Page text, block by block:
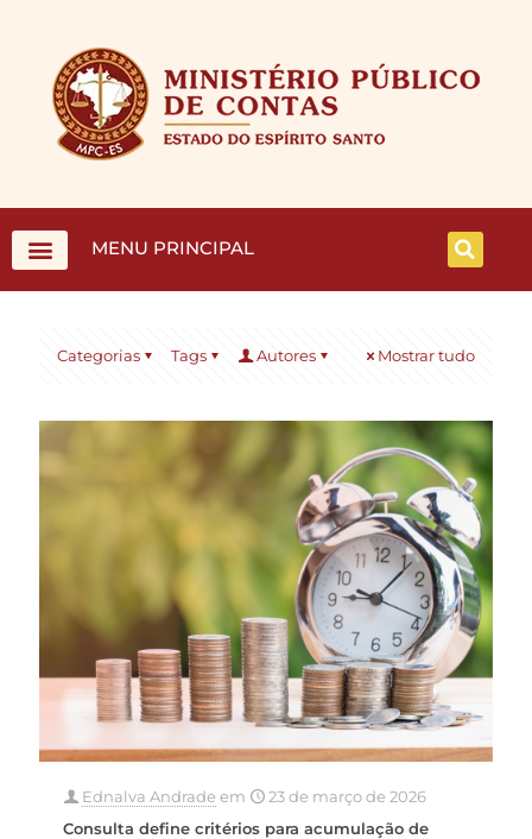
MENU PRINCIPAL
Categorias Tags Autores Mostrar tudo
Ednalva Andrade em
23 de março de 2026
Consulta define critérios para acumulação de